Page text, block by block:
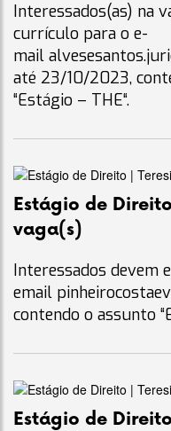
Interessados(as) na
currículo para o e-
mail
até 23/10/2023,
“Estágio – THE“.
Estágio de
vaga(s)
Interessados devem
email
contendo o assunto
Estágio de